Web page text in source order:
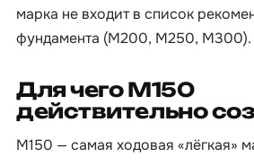
марка не входит в список
фундамента (М200, М250, М300).
Для чего М150
действительно
М150 — самая ходовая «лёгкая»